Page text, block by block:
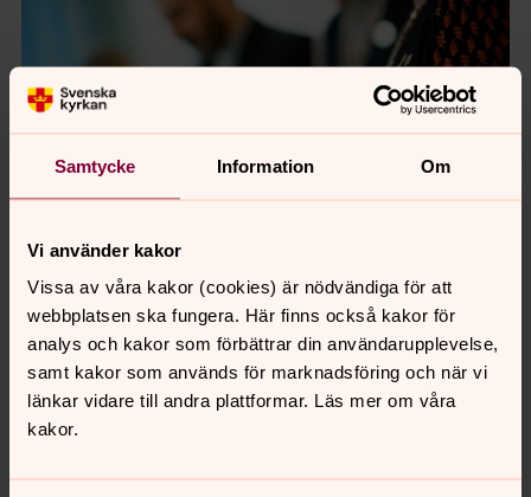
Samtycke Information Om
Vi använder kakor
Vissa av våra kakor (cookies) är nödvändiga för att
webbplatsen ska fungera. Här finns också kakor för
analys och kakor som förbättrar din användarupplevelse,
samt kakor som används för marknadsföring och när vi
länkar vidare till andra plattformar. Läs mer om våra
kakor.
Senast ändrad 5 april 2019
Synpunkter eller frågor på sidans
innehåll?